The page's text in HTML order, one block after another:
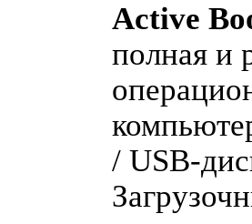
Active
полная и
/ USB-